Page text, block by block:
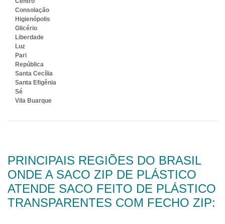
Consolação
Higienópolis
Glicério
Liberdade
Luz
Pari
República
Santa Cecília
Santa Efigênia
Sé
Vila Buarque
PRINCIPAIS REGIÕES DO BRASIL
ONDE A SACO ZIP DE PLÁSTICO
ATENDE SACO FEITO DE PLÁSTICO
TRANSPARENTES COM FECHO ZIP: